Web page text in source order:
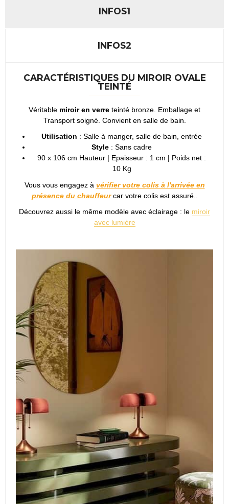
INFOS1
INFOS2
CARACTÉRISTIQUES DU MIROIR OVALE
TEINTÉ
Véritable miroir en verre teinté bronze. Emballage et
Transport soigné. Convient en salle de bain.
Utilisation : Salle à manger, salle de bain, entrée
Style : Sans cadre
90 x 106 cm Hauteur | Epaisseur : 1 cm | Poids net :
10 Kg
Vous vous engagez à vérifier votre colis à l'arrivée en
présence du chauffeurcar votre colis est assuré..
Découvrez aussi le même modèle avec éclairage : le miroir
avec lumière